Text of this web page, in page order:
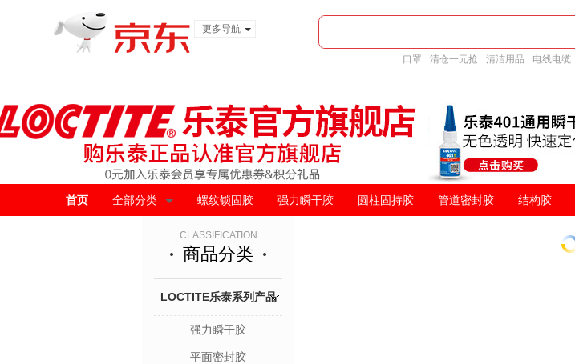
更多导航
口罩 清仓一元抢 清洁用品 电线电缆
首页 全部分类 螺纹锁固胶 强力瞬干胶 圆柱固持胶 管道密封胶 结构胶
CLASSIFICATION
商品分类
LOCTITE乐泰系列产品
强力瞬干胶
平面密封胶